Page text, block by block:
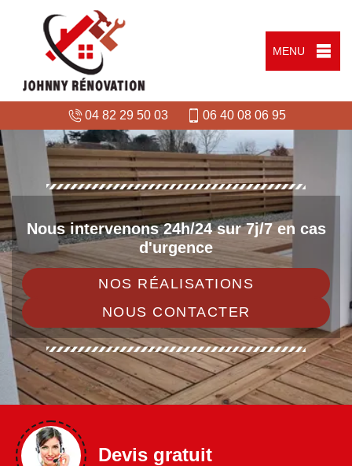
MENU
04 82 29 50 03 06 40 08 06 95
Nous intervenons 24h/24 sur 7j/7 en cas
d'urgence
NOS RÉALISATIONS
NOUS CONTACTER
Devis gratuit